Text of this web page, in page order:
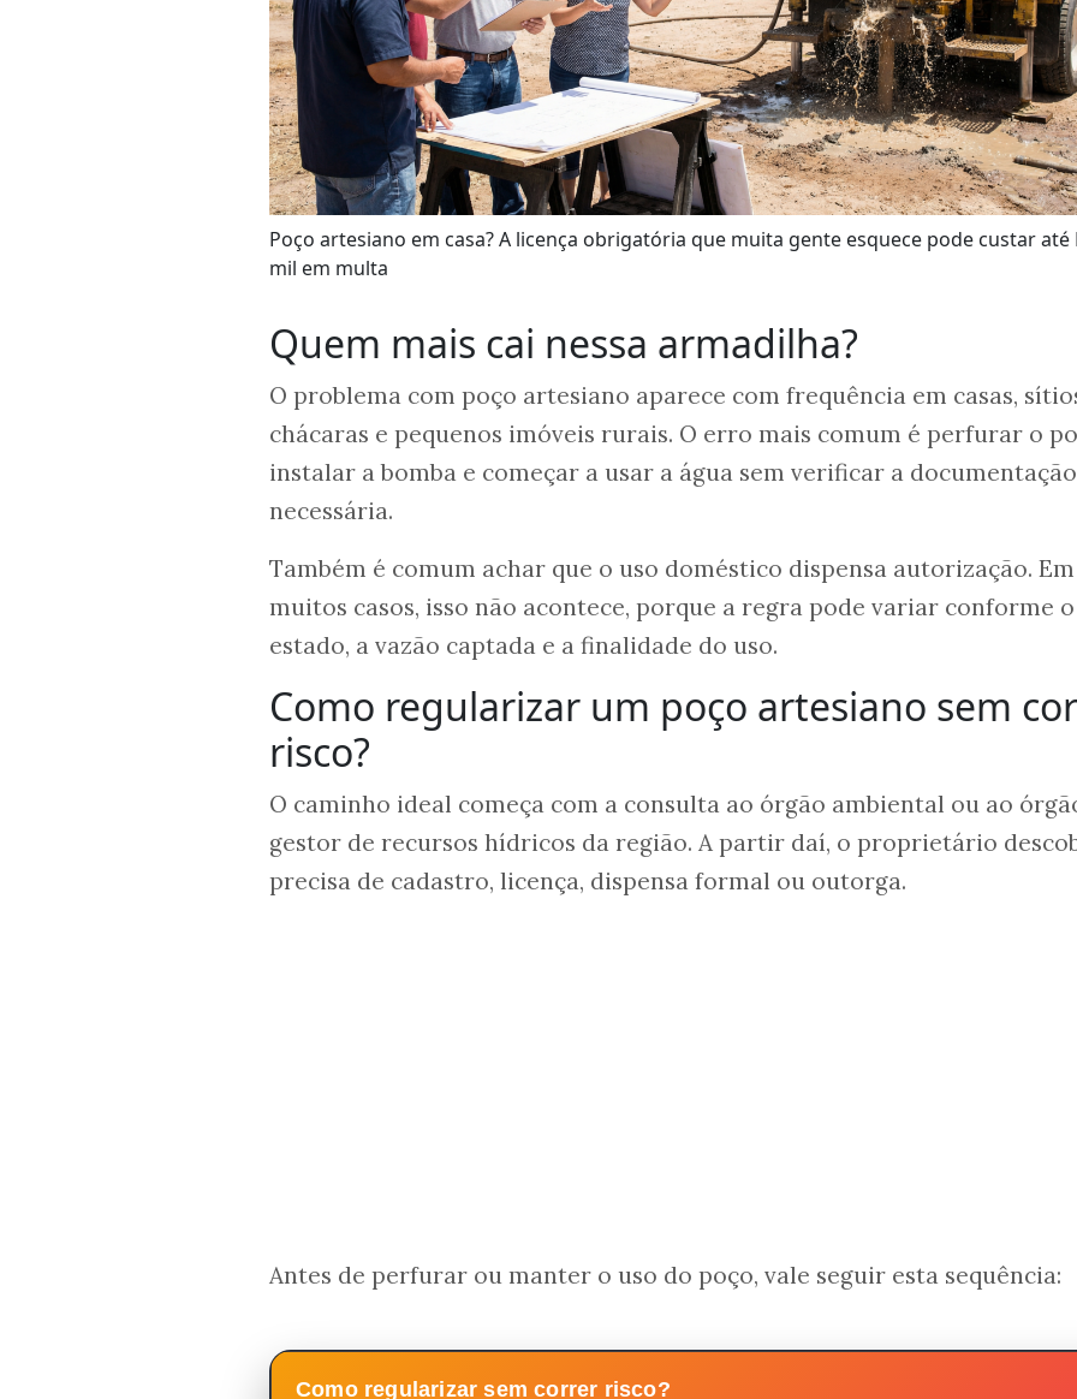
Poço artesiano em casa? A licença obrigatória que muita gente esquece pode custar até
mil em multa
Quem mais cai nessa armadilha?
O problema com poço artesiano aparece com frequência em casas,
chácaras e pequenos imóveis rurais. O erro mais comum é perfurar o
instalar a bomba e começar a usar a água sem verificar a documentação
necessária.
Também é comum achar que o uso doméstico dispensa autorização. Em
muitos casos, isso não acontece, porque a regra pode variar conforme o
estado, a vazão captada e a finalidade do uso.
Como regularizar um poço artesiano sem
risco?
O caminho ideal começa com a consulta ao órgão ambiental ou ao
gestor de recursos hídricos da região. A partir daí, o proprietário
precisa de cadastro, licença, dispensa formal ou outorga.
Antes de perfurar ou manter o uso do poço, vale seguir esta sequência:
Como regularizar sem correr risco?